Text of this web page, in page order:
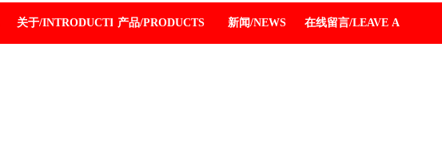
关于/INTRODUCTION产品/PRODUCTS 新闻/NEWS 在线留言/LEAVE A